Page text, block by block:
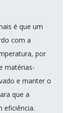
é que um
com a
por
matérias-
e manter o
que a
eficiência.